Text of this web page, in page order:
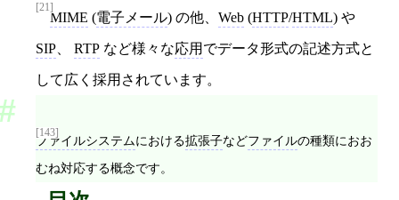
[21]
MIME (電子メール) の他、 Web (HTTP/HTML) や
SIP RTP など様々な応用 でデータ形式の記述方式と
して広く採用されています。
[143]
ファイルシステムにおける拡張子などファイルの種類におお
むね対応する概念です。